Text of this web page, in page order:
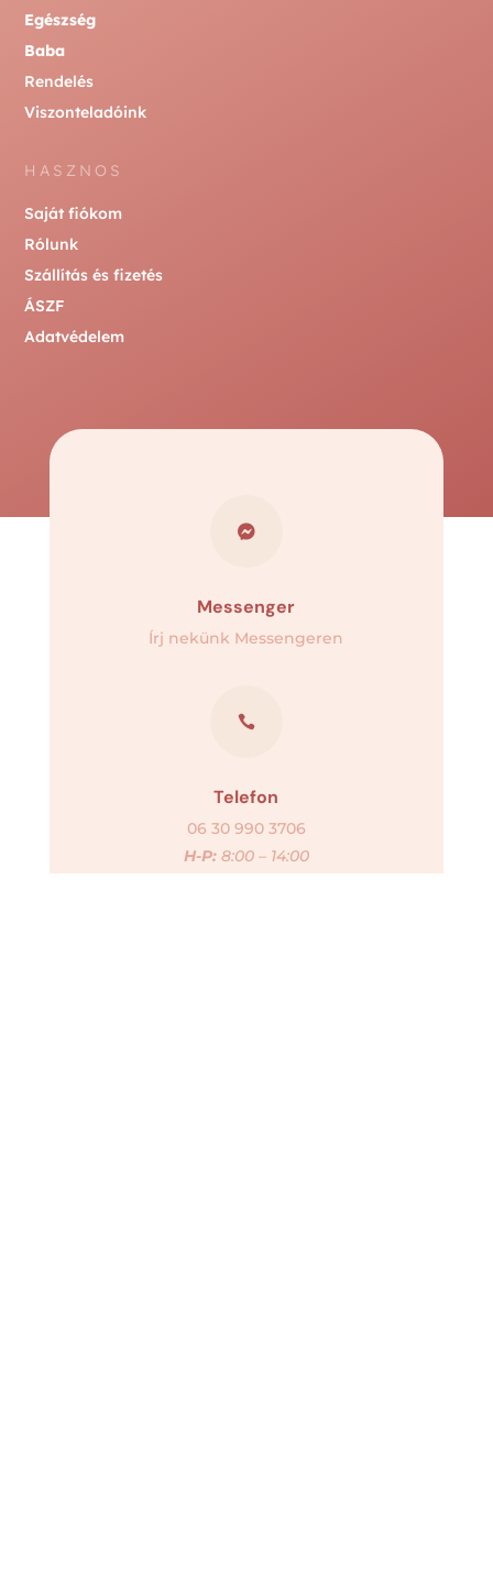
Egészség
Baba
Rendelés
Viszonteladóink
HASZNOS
Saját fiókom
Rólunk
Szállítás és fizetés
ÁSZF
Adatvédelem

Messenger
Írj nekünk Messengeren

Telefon
06 30 990 3706
H-P:8:00 – 14:00